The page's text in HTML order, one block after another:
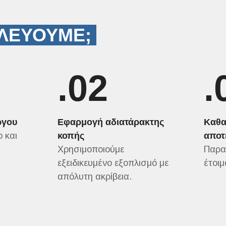
και
.02
Εφαρμογή αδιατάρακτης
κοπής
Χρησιμοποιούμε
εξειδικευμένο εξοπλισμό με
απόλυτη ακρίβεια.